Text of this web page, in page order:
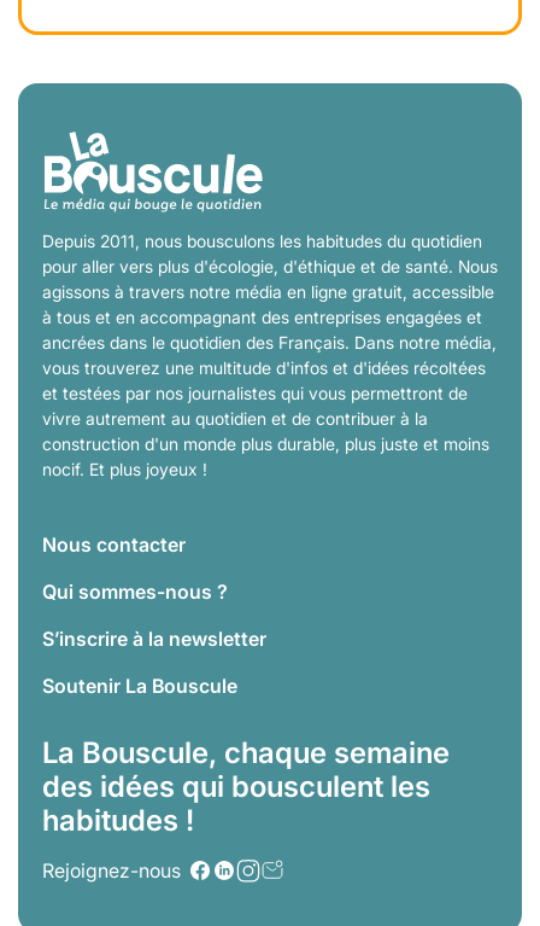
Depuis 2011, nous bousculons les habitudes du quotidien
pour aller vers plus d'écologie, d'éthique et de santé. Nous
agissons à travers notre média en ligne gratuit, accessible
à tous et en accompagnant des entreprises engagées et
ancrées dans le quotidien des Français. Dans notre média,
vous trouverez une multitude d'infos et d'idées récoltées
et testées par nos journalistes qui vous permettront de
vivre autrement au quotidien et de contribuer à la
construction d'un monde plus durable, plus juste et moins
nocif. Et plus joyeux !
Nous contacter
Qui sommes-nous ?
S’inscrire à la newsletter
Soutenir La Bouscule
La Bouscule, chaque semaine
des idées qui bousculent les
habitudes !
Rejoignez-nous